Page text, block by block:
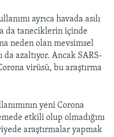
ayrıca havada asılı
da taneciklerin içinde
neden olan mevsimsel
da azaltıyor. Ancak SARS-
virüsü, bu araştırma
yeni Corona
etkili olup olmadığını
araştırmalar yapmak